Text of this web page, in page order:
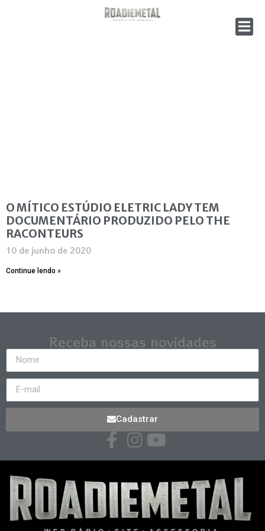
O MÍTICO ESTÚDIO ELETRIC LADY TEM
DOCUMENTÁRIO PRODUZIDO PELO THE
RACONTEURS
10 de junho de 2020
Continue lendo »
Receba nossas novidades
Cadastrar